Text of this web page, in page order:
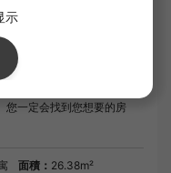
每月） SBI 小额短期保
访问 Dear Layscious
齐全，包括独立的盥洗
设施包括电视对讲系统和
放心使用。酒店还配备了
您一定会找到您想要的房
面積： 26.38m²